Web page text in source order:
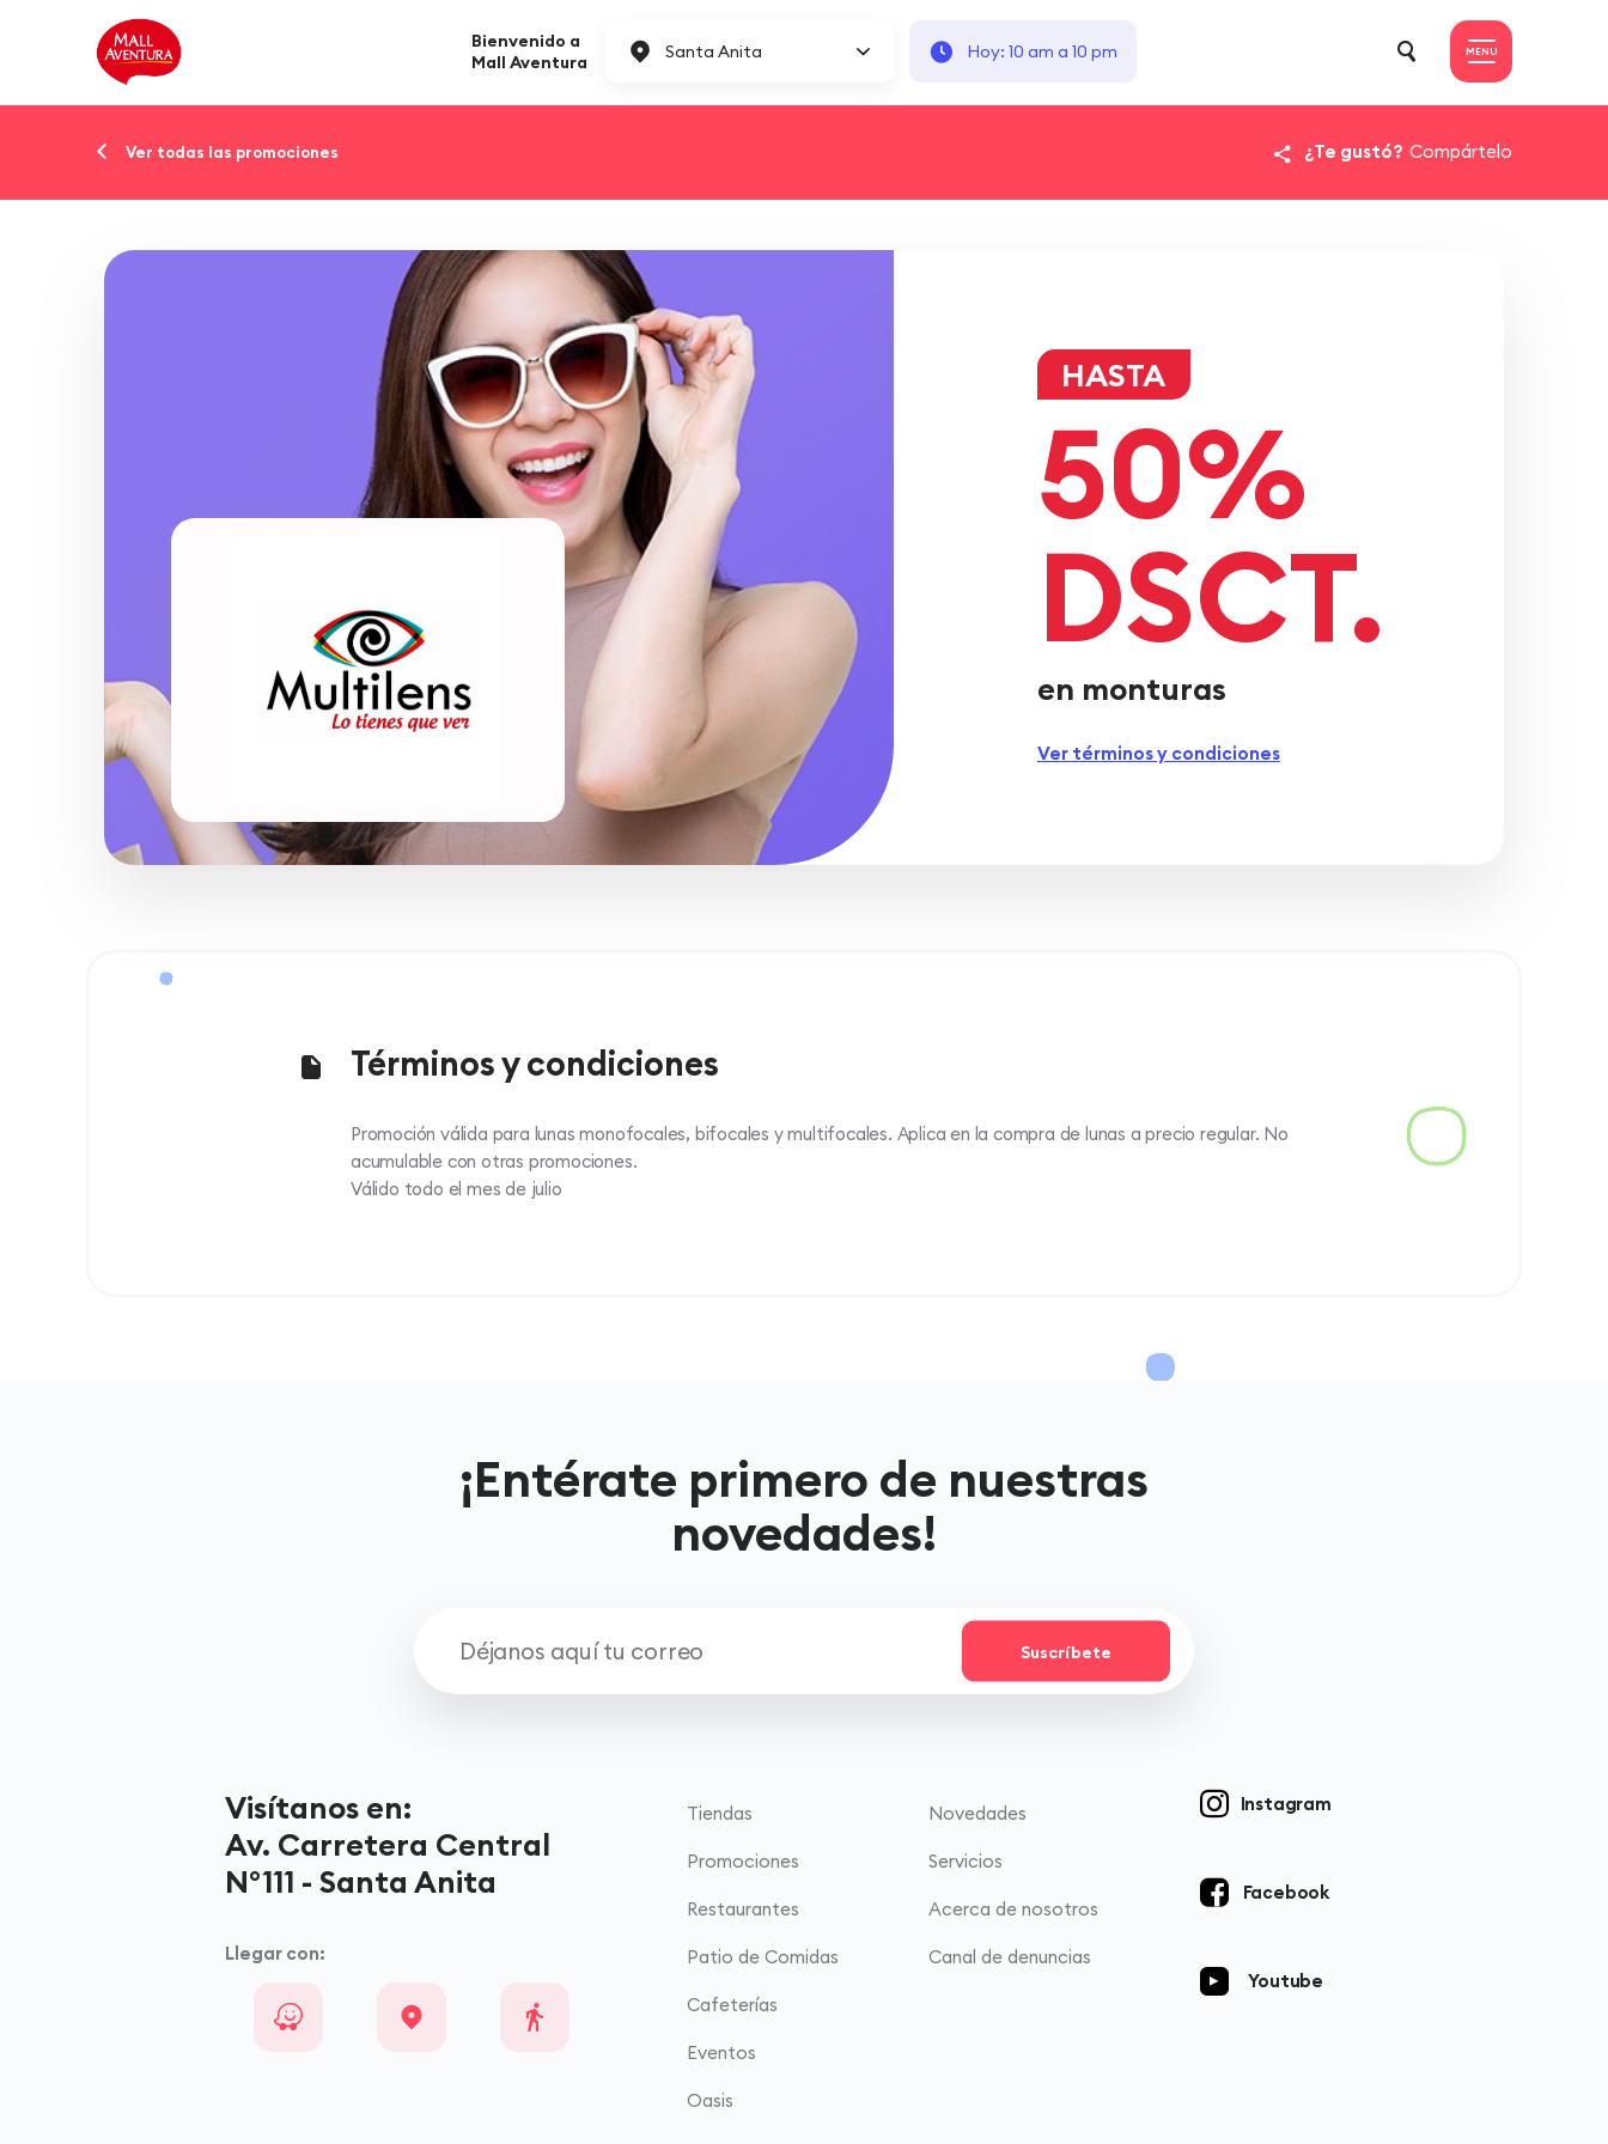
Bienvenido a
Mall Aventura
Santa Anita Hoy: 10 am a 10 pm MENU
Ver todas las promociones ¿Te gustó? Compártelo
HASTA
50%
DSCT.
en monturas
Ver términos y condiciones
Términos y condiciones
Promoción válida para lunas monofocales, bifocales y multifocales. Aplica en la compra de lunas a precio regular. No
acumulable con otras promociones.
Válido todo el mes de julio
¡Entérate primero de nuestras
novedades!
Suscríbete
Visítanos en:
Av. Carretera Central
N°111 - Santa Anita
Llegar con:
Tiendas
Promociones
Restaurantes
Patio de Comidas
Cafeterías
Eventos
Oasis
Novedades
Servicios
Acerca de nosotros
Canal de denuncias
Instagram
Facebook
Youtube